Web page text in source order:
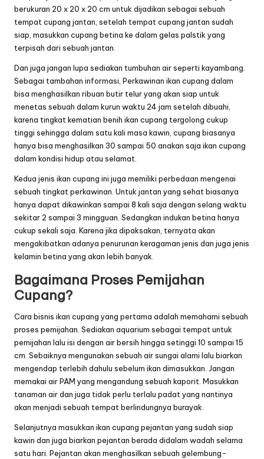
berukuran 20 x 20 x 20 cm untuk dijadikan sebagai sebuah
tempat cupang jantan, setelah tempat cupang jantan sudah
siap, masukkan cupang betina ke dalam gelas palstik yang
terpisah dari sebuah jantan.
Dan juga jangan lupa sediakan tumbuhan air seperti kayambang.
Sebagai tambahan informasi, Perkawinan ikan cupang dalam
bisa menghasilkan ribuan butir telur yang akan siap untuk
menetas sebuah dalam kurun waktu 24 jam setelah dibuahi,
karena tingkat kematian benih ikan cupang tergolong cukup
tinggi sehingga dalam satu kali masa kawin, cupang biasanya
hanya bisa menghasilkan 30 sampai 50 anakan saja ikan cupang
dalam kondisi hidup atau selamat.
Kedua jenis ikan cupang ini juga memiliki perbedaan mengenai
sebuah tingkat perkawinan. Untuk jantan yang sehat biasanya
hanya dapat dikawinkan sampai 8 kali saja dengan selang waktu
sekitar 2 sampai 3 mingguan. Sedangkan indukan betina hanya
cukup sekali saja. Karena jika dipaksakan, ternyata akan
mengakibatkan adanya penurunan keragaman jenis dan juga jenis
kelamin betina yang akan lebih banyak.
Bagaimana Proses Pemijahan
Cupang?
Cara bisnis ikan cupang yang pertama adalah memahami sebuah
proses pemijahan. Sediakan aquarium sebagai tempat untuk
pemijahan lalu isi dengan air bersih hingga setinggi 10 sampai 15
cm. Sebaiknya mengunakan sebuah air sungai alami lalu biarkan
mengendap terlebih dahulu sebelum ikan dimasukkan. Jangan
memakai air PAM yang mengandung sebuah kaporit. Masukkan
tanaman air dan juga tidak perlu terlalu padat yang nantinya
akan menjadi sebuah tempat berlindungnya burayak.
Selanjutnya masukkan ikan cupang pejantan yang sudah siap
kawin dan juga biarkan pejantan berada didalam wadah selama
satu hari. Pejantan akan menghasilkan sebuah gelembung-